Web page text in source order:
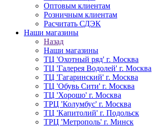
Оптовым клиентам
Розничным клиентам
Расчитать СДЭК
Наши магазины
Назад
Наши магазины
ТЦ 'Охотный ряд' г. Москва
ТЦ 'Галерея Водолей' г. Москва
ТЦ 'Гагаринский' г. Москва
ТЦ 'Обувь Сити' г. Москва
ТЦ 'Хорошо' г. Москва
ТРЦ 'Колумбус' г. Москва
ТЦ 'Капитолий' г. Подольск
ТРЦ 'Метрополь' г. Минск